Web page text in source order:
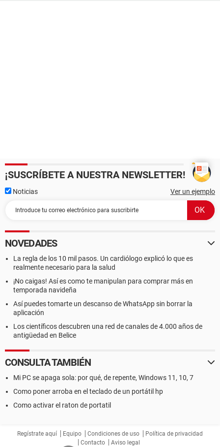
¡SUSCRÍBETE A NUESTRA NEWSLETTER!
Noticias Ver un ejemplo
NOVEDADES
La regla de los 10 mil pasos. Un cardiólogo explicó lo que es
realmente necesario para la salud
¡No caigas! Así es como te manipulan para comprar más en
temporada navideña
Así puedes tomarte un descanso de WhatsApp sin borrar la
aplicación
Los científicos descubren una red de canales de 4.000 años de
antigüedad en Belice
CONSULTA TAMBIÉN
Mi PC se apaga sola: por qué, de repente, Windows 11, 10, 7
Como poner arroba en el teclado de un portátil hp
Como activar el raton de portatil
Regístrate aquí Equipo Condiciones de uso
Política de privacidad
Contacto
Aviso legal